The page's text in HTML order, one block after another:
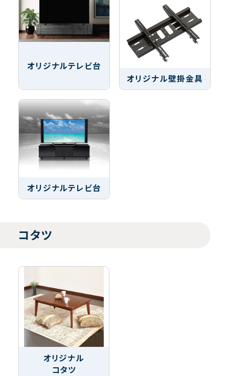
オリジナルテレビ台
オリジナル壁掛金具
オリジナルテレビ台
コタツ
オリジナル
コタツ